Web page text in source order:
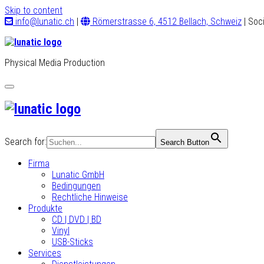
Skip to content
info@lunatic.ch | Römerstrasse 6, 4512 Bellach, Schweiz |
Physical Media Production
Toggle
navigation
Search for: Search Button
Firma
Lunatic GmbH
Bedingungen
Rechtliche Hinweise
Produkte
CD | DVD | BD
Vinyl
USB-Sticks
Services